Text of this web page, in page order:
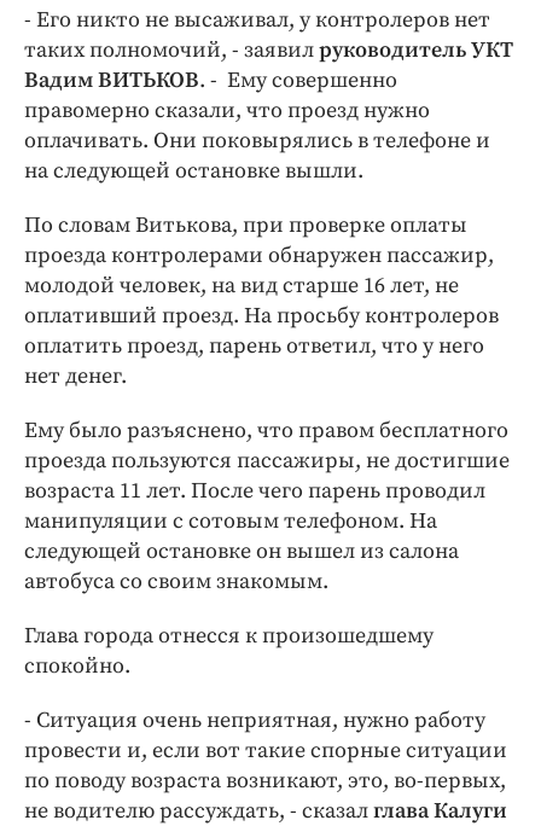
- Его никто не высаживал, у контролеров нет
таких полномочий, - заявилруководитель УКТ
Вадим ВИТЬКОВ. - Ему совершенно
правомерно сказали, что проезд нужно
оплачивать. Они поковырялись в телефоне и
на следующей остановке вышли.
По словам Витькова, при проверке оплаты
проезда контролерами обнаружен пассажир,
молодой человек, на вид старше 16 лет, не
оплативший проезд. На просьбу контролеров
оплатить проезд, парень ответил, что у него
нет денег.
Ему было разъяснено, что правом бесплатного
проезда пользуются пассажиры, не достигшие
возраста 11 лет. После чего парень проводил
манипуляции с сотовым телефоном. На
следующей остановке он вышел из салона
автобуса со своим знакомым.
Глава города отнесся к произошедшему
спокойно.
- Ситуация очень неприятная, нужно работу
провести и, если вот такие спорные ситуации
по поводу возраста возникают, это, во-первых,
не водителю рассуждать, - сказалглава Калуги